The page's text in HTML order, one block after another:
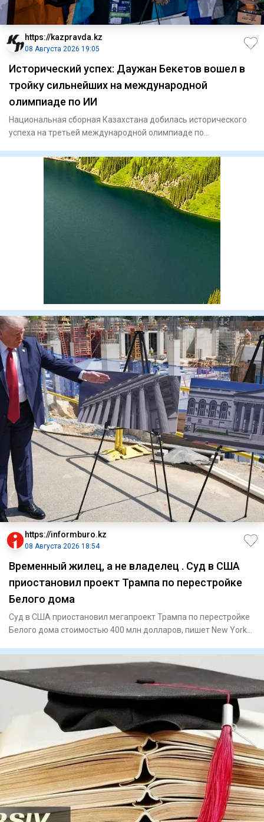
https://kazpravda.kz
08 Августа 2026 19:05
Исторический успех: Даужан Бекетов вошел в
тройку сильнейших на международной
олимпиаде по ИИ
Национальная сборная Казахстана добилась исторического
успеха на третьей международной олимпиаде по
https://informburo.kz
08 Августа 2026 18:54
Временный жилец, а не владелец . Суд в США
приостановил проект Трампа по перестройке
Белого дома
Суд в США приостановил мегапроект Трампа по перестройке
Белого дома стоимостью 400 млн долларов, пишет New York